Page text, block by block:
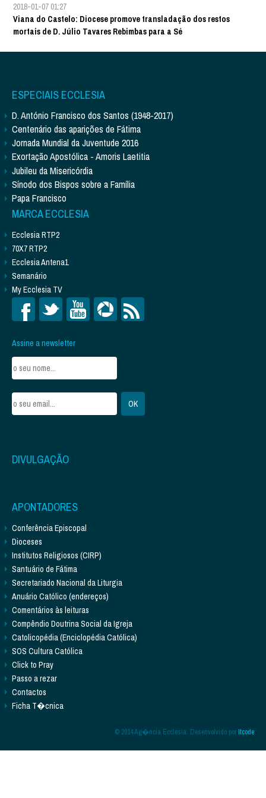
2018-01-07 01:27
Viana do Castelo: Diocese promove transladação dos restos
mortais de D. Júlio Tavares Rebimbas para a Sé
ESPECIAIS ECCLESIA
D. António Francisco dos Santos (1948-2017)
Centenário das aparições de Fátima
Jornada Mundial da Juventude 2016
Exortação Apostólica - Amoris Laetitia
Jubileu da Misericórdia
Sínodo dos Bispos sobre a Família
Papa Francisco
MARCA ECCLESIA
Ecclesia RTP2
70X7 RTP2
Ecclesia Antena1
Semanário
My Ecclesia TV
Assine a newsletter
DIVULGAÇÃO
APONTADORES
Conferência Episcopal
Dioceses
Institutos Religiosos (CIRP)
Santuário de Fátima
Secretariado Nacional da Liturgia
Anuário Católico (endereços)
Comentários às leituras
Compêndio Doutrina Social da Igreja
Catolicopédia (Enciclopédia Católica)
SOS Cultura Católica
Click to Pray
Passo a rezar
Contactos
Ficha T�cnica
© 2014 Ag�ncia Ecclesia. Desenvolvido porItcode